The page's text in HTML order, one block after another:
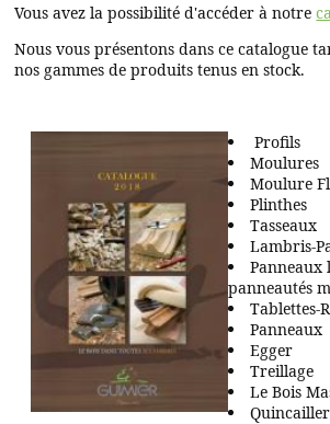
SUR
CATALOGUE
PROPOS
Vous avez la possibilité d'accéder à notre
Nous vous présentons dans ce catalogue
nos gammes de produits tenus en stock.
Profils
Moulures
Moulure
Plinthes
Tasseaux
Lambris-
Panneaux
panneautés
Tablettes-
Panneaux
Egger
Treillage
Le Bois